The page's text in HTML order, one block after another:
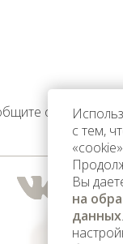
об этом
с тем,
Вы
на
данных